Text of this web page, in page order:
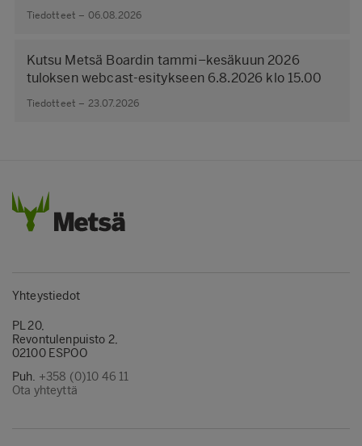
Tiedotteet – 06.08.2026
Kutsu Metsä Boardin tammi–kesäkuun 2026
tuloksen webcast-esitykseen 6.8.2026 klo 15.00
Tiedotteet – 23.07.2026
Yhteystiedot
PL 20,
Revontulenpuisto 2,
02100 ESPOO
Puh. +358 (0)10 46 11
Ota yhteyttä